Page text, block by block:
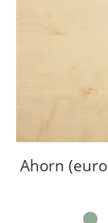
Ahorn